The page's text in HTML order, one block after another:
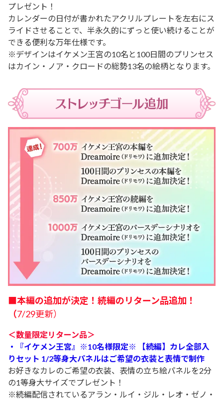
プレゼント！
カレンダーの日付が書かれたアクリルプレートを左右にス
ライドさせることで、半永久的にずっと使い続けることが
できる便利な万年仕様です。
※デザインはイケメン王宮の10名と100日間のプリンセス
はカイン・ノア・クロードの総勢13名の絵柄となります。
■本編の追加が決定！続編のリターン品追加！
（7/29更新）
＜数量限定リターン品＞
・
『イケメン王宮』※10名様限定※ 【続編】カレ全部入
りセット 1/2等身大パネルはご希望の衣装と表情で制作
お好きなカレのご希望の衣装、表情の立ち絵パネルを2分
の1等身大サイズでプレゼント！
※続編配信されているアラン・ルイ・ジル・レオ・ゼノ・